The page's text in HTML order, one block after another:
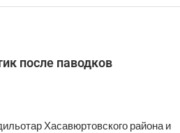
после паводков
Хасавюртовского района и